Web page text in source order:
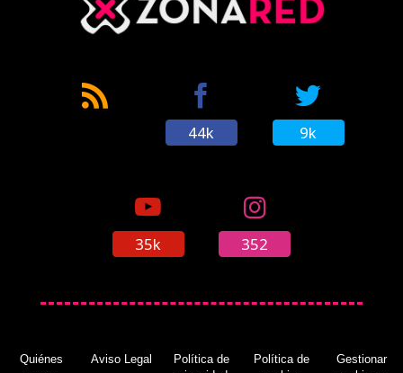
44k 9k
35k 352
Quiénes
Aviso Legal
Política de
Política de
Gestionar